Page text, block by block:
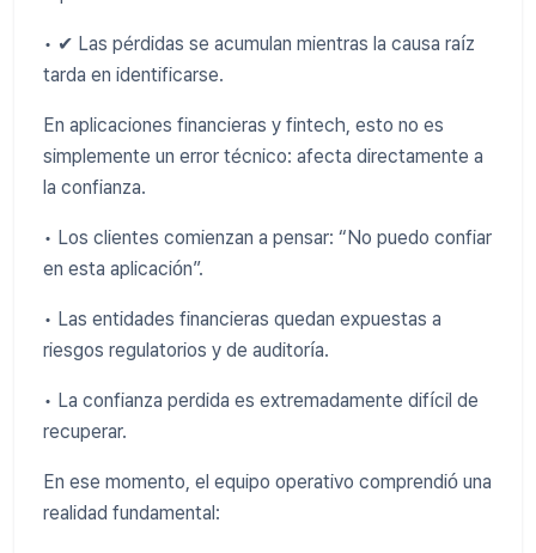
• ✔ Las pérdidas se acumulan mientras la causa raíz
tarda en identificarse.
En aplicaciones financieras y fintech, esto no es
simplemente un error técnico: afecta directamente a
la confianza.
• Los clientes comienzan a pensar: “No puedo confiar
en esta aplicación”.
• Las entidades financieras quedan expuestas a
riesgos regulatorios y de auditoría.
• La confianza perdida es extremadamente difícil de
recuperar.
En ese momento, el equipo operativo comprendió una
realidad fundamental: